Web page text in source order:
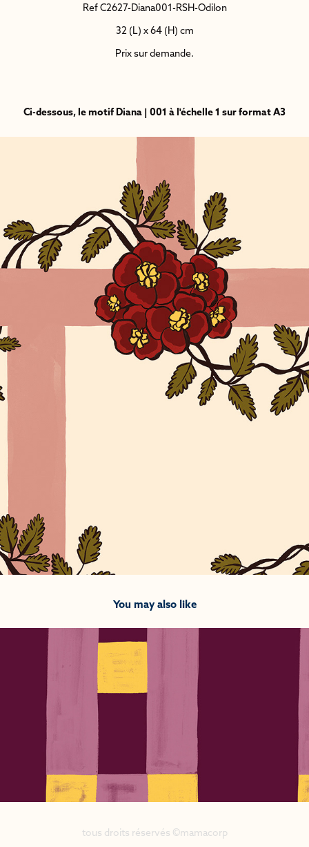
Ref C2627-Diana001-RSH-Odilon
32 (L) x 64 (H) cm
Prix sur demande.
Ci-dessous, le motif Diana | 001 à l'échelle 1 sur format A3
You may also like
tous droits réservés ©mamacorp